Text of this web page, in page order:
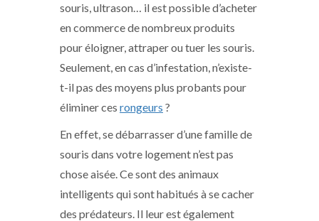
souris, ultrason… il est possible d’acheter
en commerce de nombreux produits
pour éloigner, attraper ou tuer les souris.
Seulement, en cas d’infestation, n’existe-
t-il pas des moyens plus probants pour
éliminer ces rongeurs ?
En effet, se débarrasser d’une famille de
souris dans votre logement n’est pas
chose aisée. Ce sont des animaux
intelligents qui sont habitués à se cacher
des prédateurs. Il leur est également